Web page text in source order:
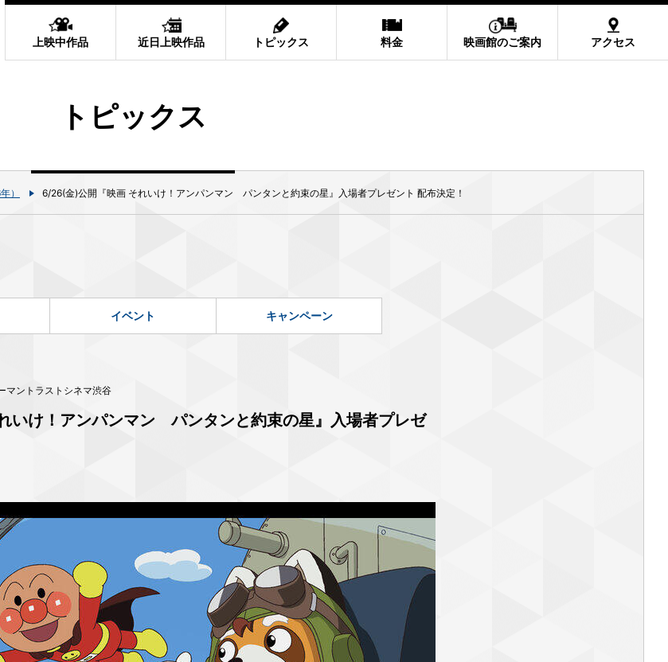
上映中作品 近日上映作品 トピックス 料金 映画館のご案内 アクセス
トピックス
） 6/26(金)公開『映画 それいけ！アンパンマン パンタンと約束の星』入場者プレゼント 配布決定！
イベント キャンペーン
マントラストシネマ渋谷
いけ！アンパンマン パンタンと約束の星』入場者プレゼ